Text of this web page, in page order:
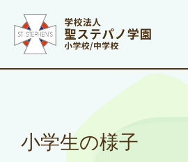
小学生の様子